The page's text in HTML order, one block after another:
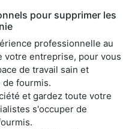
pour supprimer les
professionnelle au
votre entreprise, pour vous
de travail sain et
fourmis.
et gardez toute votre
s'occuper de